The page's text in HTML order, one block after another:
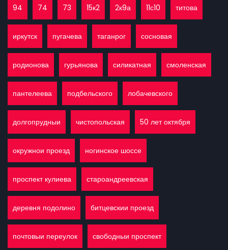
94 74 73 15к2 2к9а 11с10 титова
иркутск пугачева таганрог сосновая
родионова гурьянова силикатная смоленская
пантелеева подбельского лобачевского
долгопрудныи чистопольская 50 лет октября
окружнои проезд ногинское шоссе
проспект кулиева староандреевская
деревня подолино битцевскии проезд
почтовыи переулок свободныи проспект